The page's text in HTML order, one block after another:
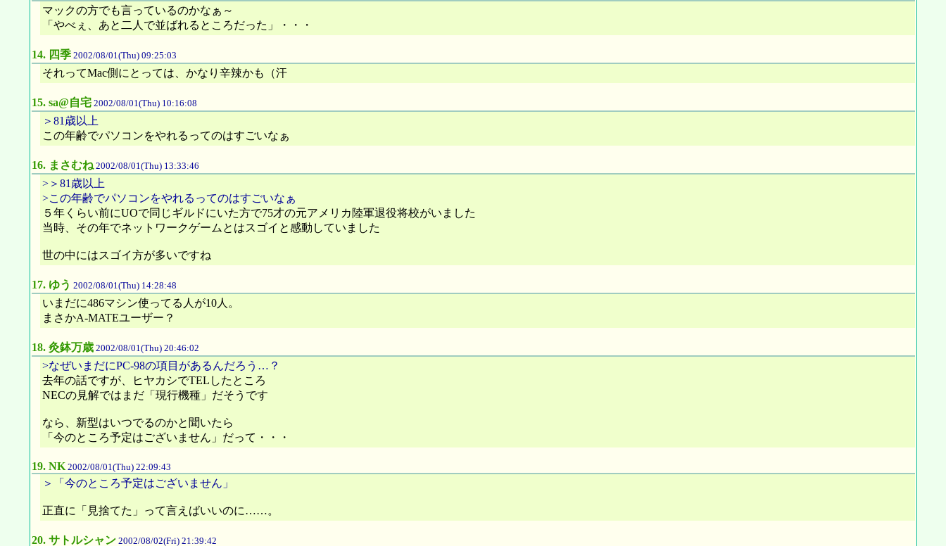
マックの方でも言っているのかなぁ～
「やべぇ、あと二人で並ばれるところだった」・・・
14.四季 2002/08/01(Thu) 09:25:03
それってMac側にとっては、かなり辛辣かも（汗
15.sa@自宅 2002/08/01(Thu) 10:16:08
＞81歳以上
この年齢でパソコンをやれるってのはすごいなぁ
16.まさむね 2002/08/01(Thu) 13:33:46
>＞81歳以上
>この年齢でパソコンをやれるってのはすごいなぁ
５年くらい前にUOで同じギルドにいた方で75才の元アメリカ陸軍退役将校がいました
当時、その年でネットワークゲームとはスゴイと感動していました
世の中にはスゴイ方が多いですね
17.ゆう 2002/08/01(Thu) 14:28:48
いまだに486マシン使ってる人が10人。
まさかA-MATEユーザー？
18.灸鉢万歳 2002/08/01(Thu) 20:46:02
>なぜいまだにPC-98の項目があるんだろう…？
去年の話ですが、ヒヤカシでTELしたところ
NECの見解ではまだ「現行機種」だそうです
なら、新型はいつでるのかと聞いたら
「今のところ予定はございません」だって・・・
19. NK 2002/08/01(Thu) 22:09:43
＞「今のところ予定はございません」
正直に「見捨てた」って言えばいいのに……。
20. サトルシャン 2002/08/02(Fri) 21:39:42